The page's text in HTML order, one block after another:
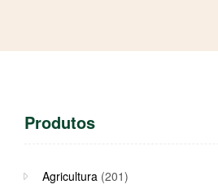
Produtos
Agricultura (201)